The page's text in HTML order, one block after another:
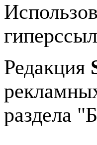
Редакция
раздела